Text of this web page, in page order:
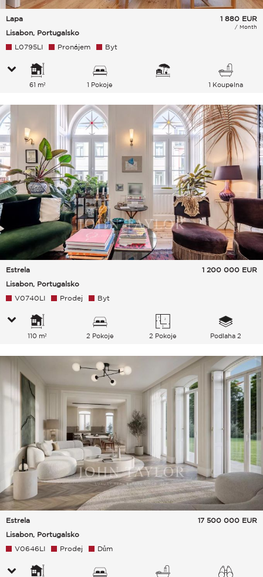
Lapa
Lisabon, Portugalsko
1 880 EUR
/ Month
L0795LI Pronájem Byt
61 m² 1 Pokoje 1 Koupelna
Estrela
Lisabon, Portugalsko
1 200 000 EUR
V0740LI Prodej Byt
110 m² 2 Pokoje 2 Pokoje Podlaha 2
Estrela
Lisabon, Portugalsko
17 500 000 EUR
V0646LI Prodej Dům